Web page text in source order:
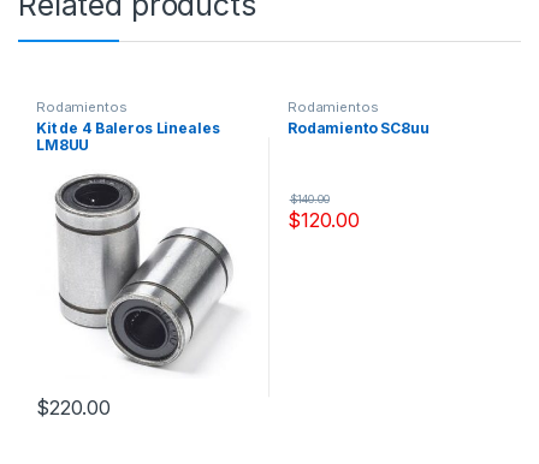
Rodamientos
Kit de 4 Baleros Lineales
LM8UU
$220.00
Rodamientos
Rodamiento SC8uu
$120.00
$140.00